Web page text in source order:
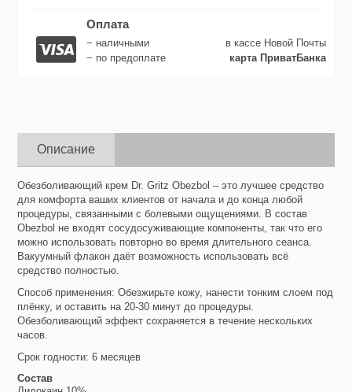
Оплата
− наличными
в кассе Новой Почты
− по предоплате
карта ПриватБанка
Описание
Обезболивающий крем Dr. Gritz Obezbol – это лучшее средство
для комфорта ваших клиентов от начала и до конца любой
процедуры, связанными с болевыми ощущениями. В состав
Obezbol не входят сосудосуживающие компоненты, так что его
можно использовать повторно во время длительного сеанса.
Вакуумный флакон даёт возможность использовать всё
средство полностью.
Способ применения: Обезжирьте кожу, нанести тонким слоем под
плёнку, и оставить на 20-30 минут до процедуры.
Обезболивающий эффект сохраняется в течение нескольких
часов.
Срок годности: 6 месяцев
Состав